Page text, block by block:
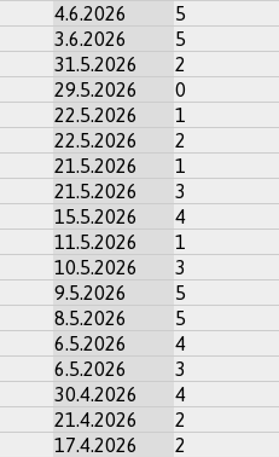
4.6.2026 5
3.6.2026 5
31.5.2026 2
29.5.2026 0
22.5.2026 1
22.5.2026 2
21.5.2026 1
21.5.2026 3
15.5.2026 4
11.5.2026 1
10.5.2026 3
9.5.2026 5
8.5.2026 5
6.5.2026 4
6.5.2026 3
30.4.2026 4
21.4.2026 2
17.4.2026 2